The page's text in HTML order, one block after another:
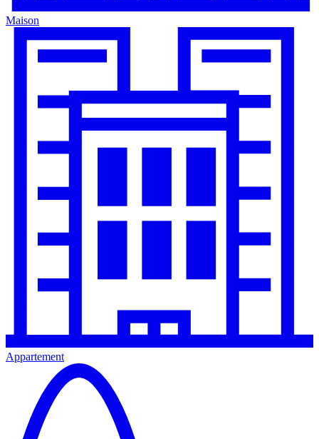
Maison
Appartement